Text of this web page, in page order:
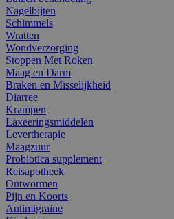
Nagelbijten
Schimmels
Wratten
Wondverzorging
Stoppen Met Roken
Maag en Darm
Braken en Misselijkheid
Diarree
Krampen
Laxeeringsmiddelen
Levertherapie
Maagzuur
Probiotica supplement
Reisapotheek
Ontwormen
Pijn en Koorts
Antimigraine